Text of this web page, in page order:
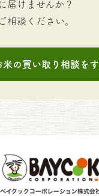
届けませんか？
相談ください。
米の買い取り相談をす